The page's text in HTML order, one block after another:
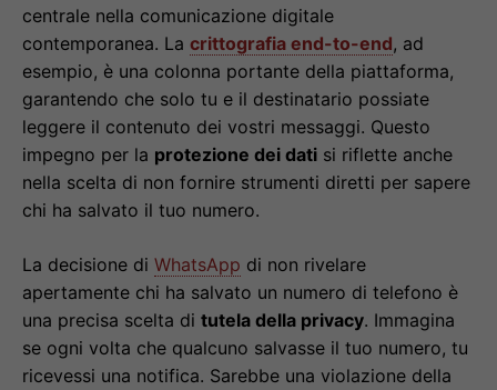
centrale nella comunicazione digitale
contemporanea. La crittografia end-to-end, ad
esempio, è una colonna portante della piattaforma,
garantendo che solo tu e il destinatario possiate
leggere il contenuto dei vostri messaggi. Questo
impegno per la protezione dei dati si riflette anche
nella scelta di non fornire strumenti diretti per sapere
chi ha salvato il tuo numero.
La decisione di WhatsApp di non rivelare
apertamente chi ha salvato un numero di telefono è
una precisa scelta di tutela della privacy. Immagina
se ogni volta che qualcuno salvasse il tuo numero, tu
ricevessi una notifica. Sarebbe una violazione della